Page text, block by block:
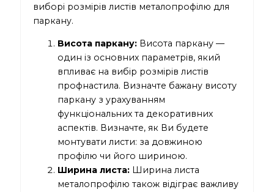
виборі розмірів листів металопрофілю для
паркану.
Висота паркану: Висота паркану —
один із основних параметрів, який
впливає на вибір розмірів листів
профнастила. Визначте бажану висоту
паркану з урахуванням
функціональних та декоративних
аспектів. Визначте, як Ви будете
монтувати листи: за довжиною
профілю чи його шириною.
Ширина листа: Ширина листа
металопрофілю також відіграє важливу